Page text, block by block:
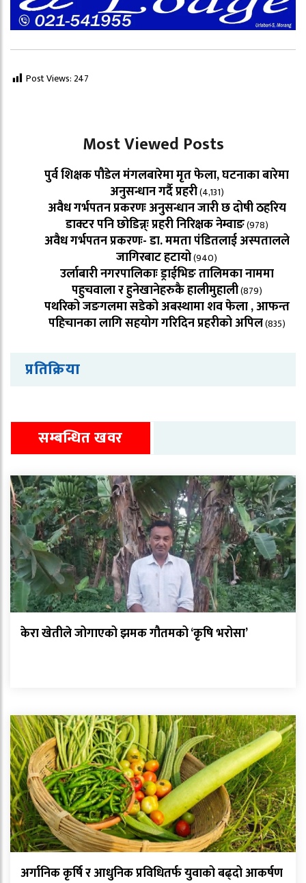
Post Views:247
Most Viewed Posts
पुर्व शिक्षक पौडेल मंगलबारेमा मृत फेला, घटनाका बारेमा
अनुसन्धान गर्दै प्रहरी(4,131)
अवैध गर्भपतन प्रकरणः अनुसन्धान जारी छ दोषी ठहरिय
डाक्टर पनि छोडिन्न्ः प्रहरी निरिक्षक नेम्वाङ(978)
अवैध गर्भपतन प्रकरणः- डा. ममता पंडितलाई अस्पतालले
जागिरबाट हटायो(940)
उर्लाबारी नगरपालिकाः ड्राईभिङ तालिमका नाममा
पहुचवाला र हुनेखानेहरुकै हालीमुहाली(879)
पथरिको जङगलमा सडेको अबस्थामा शव फेला , आफन्त
पहिचानका लागि सहयोग गरिदिन प्रहरीको अपिल(835)
प्रतिक्रिया
सम्बन्धित खवर
केरा खेतीले जोगाएको झमक गौतमको ‘कृषि भरोसा’
अर्गानिक कृर्षि र आधुनिक प्रविधितर्फ युवाको बढ्दो आकर्षण